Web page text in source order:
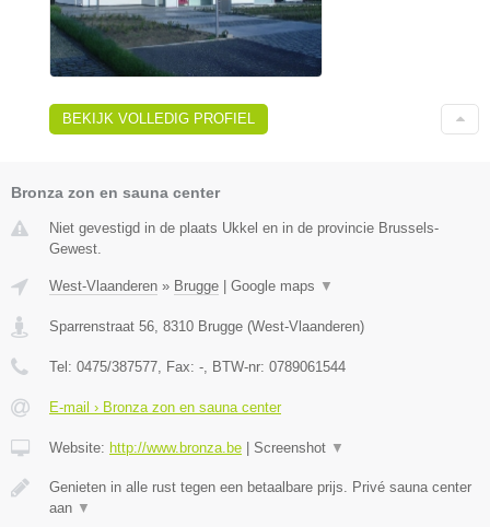
BEKIJK VOLLEDIG PROFIEL
Bronza zon en sauna center
Niet gevestigd in de plaats Ukkel en in de provincie Brussels-
Gewest.
West-Vlaanderen » Brugge Google maps ▼
Sparrenstraat 56, 8310 Brugge (West-Vlaanderen)
Tel: 0475/387577, Fax: -, BTW-nr: 0789061544
E-mail › Bronza zon en sauna center
Website: http://www.bronza.be Screenshot ▼
Genieten in alle rust tegen een betaalbare prijs. Privé sauna center
aan ▼